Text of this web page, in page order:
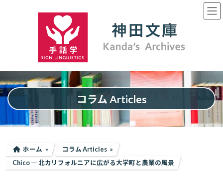
ッ
プ
移
動
コラム Articles
ホーム
コラム Articles
Chico ― 北カリフォルニアに広がる大学町と農業の風景